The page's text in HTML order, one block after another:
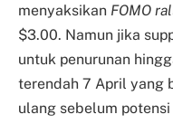
menyaksikan FOMO
$3.00. Namun jika
untuk penurunan
terendah 7 April yang
ulang sebelum